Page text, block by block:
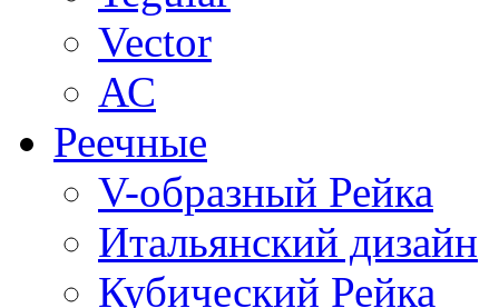
Vector
АС
Реечные
V-образный Рейка
Итальянский дизайн
Кубический Рейка